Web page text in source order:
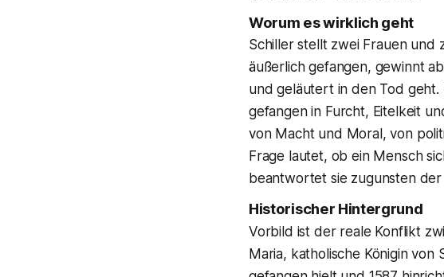
Worum es wirklich geht
Schiller stellt zwei Frauen und
äußerlich gefangen, gewinnt
und geläutert in den Tod geht.
gefangen in Furcht, Eitelkeit
von Macht und Moral, von
Frage lautet, ob ein Mensch
beantwortet sie zugunsten
Historischer Hintergrund
Vorbild ist der reale Konflikt
Maria, katholische Königin von